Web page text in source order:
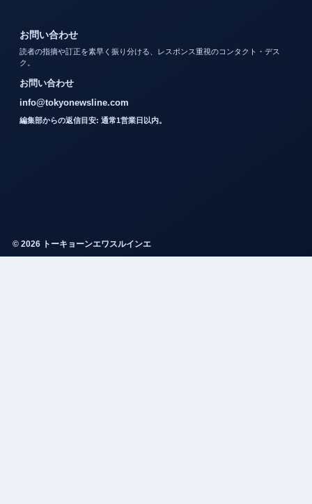
お問い合わせ
読者の指摘や訂正を素早く振り分ける、レスポンス重視のコンタクト・デス
ク。
お問い合わせ
info@tokyonewsline.com
編集部からの返信目安: 通常1営業日以内。
© 2026 トーキョーンエワスルインエ